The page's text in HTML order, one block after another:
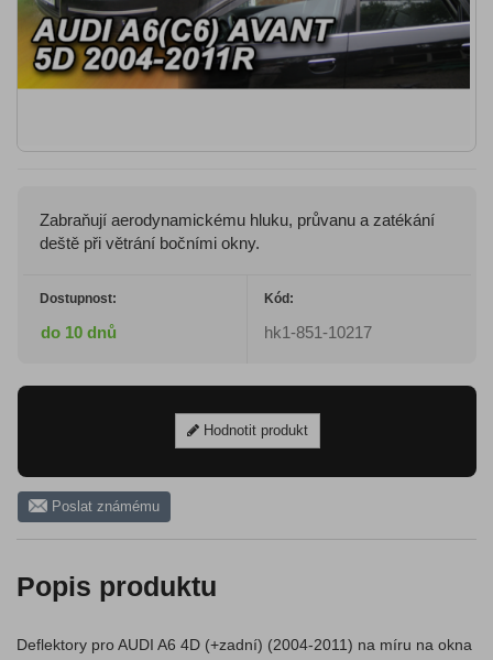
Zabraňují aerodynamickému hluku, průvanu a zatékání
deště při větrání bočními okny.
Dostupnost:
do 10 dnů
Kód:
hk1-851-10217
Hodnotit produkt
Poslat známému
Popis produktu
Deflektory pro AUDI A6 4D (+zadní) (2004-2011) na míru na okna